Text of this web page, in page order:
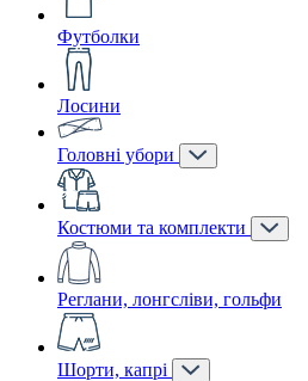
Футболки
Лосини
Головні убори
Костюми та комплекти
Реглани, лонгсліви, гольфи
Шорти, капрі